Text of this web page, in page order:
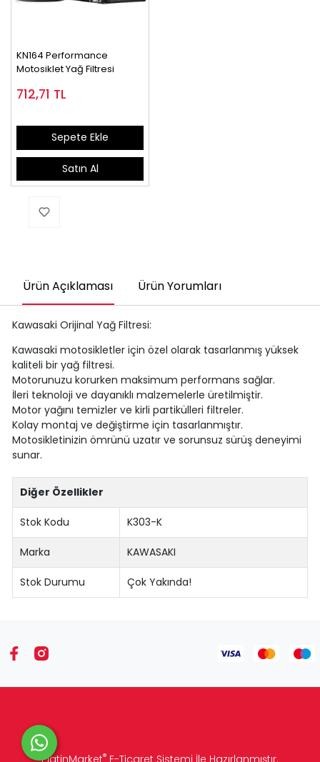
KN164 Performance
Motosiklet Yağ Filtresi
712,71 TL
Sepete Ekle
Satın Al
Ürün Açıklaması Ürün Yorumları
Kawasaki Orijinal Yağ Filtresi:
Kawasaki motosikletler için özel olarak tasarlanmış yüksek
kaliteli bir yağ filtresi.
Motorunuzu korurken maksimum performans sağlar.
İleri teknoloji ve dayanıklı malzemelerle üretilmiştir.
Motor yağını temizler ve kirli partikülleri filtreler.
Kolay montaj ve değiştirme için tasarlanmıştır.
Motosikletinizin ömrünü uzatır ve sorunsuz sürüş deneyimi
sunar.
Diğer Özellikler
Stok Kodu K303-K
Marka KAWASAKI
Stok Durumu Çok Yakında!
®